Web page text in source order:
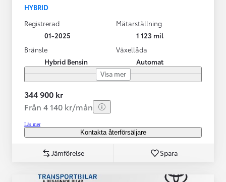
HYBRID
Registrerad
01-2025
Mätarställning
1 123 mil
Bränsle
Hybrid Bensin
Växellåda
Automat
Visa mer
344 900 kr
Från 4 140 kr/mån
Läs mer
Kontakta återförsäljare
Jämförelse Spara